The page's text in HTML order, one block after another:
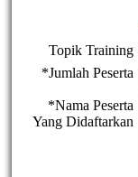
Topik Training
*Jumlah Peserta
*Nama Peserta
Yang Didaftarkan